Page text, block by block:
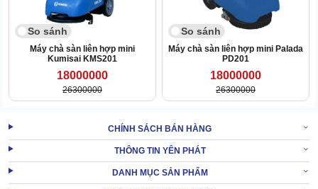
các động cơ tương ứng sẽ hoạt động để biến đổi điện năng thành
cơ năng.
So sánh
Máy chà sàn liên hợp mini
Kumisai KMS201
18000000
26300000
So sánh
Máy chà sàn liên hợp mini Palada
PD201
18000000
26300000
CHÍNH SÁCH BÁN HÀNG
THÔNG TIN YÊN PHÁT
DANH MỤC SẢN PHẨM